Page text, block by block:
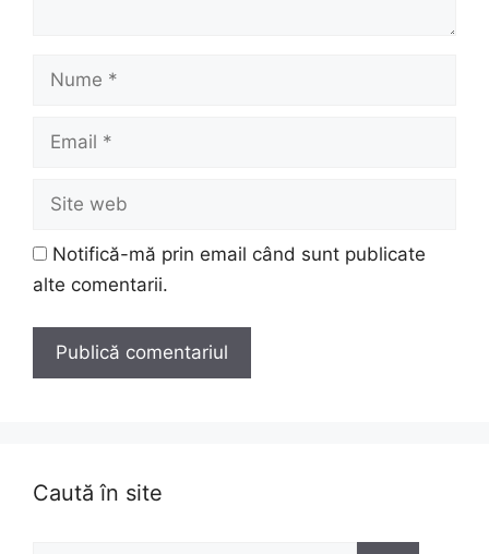
Nume
Email
Site
web
Notifică-mă prin email când sunt publicate
alte comentarii.
Caută în site